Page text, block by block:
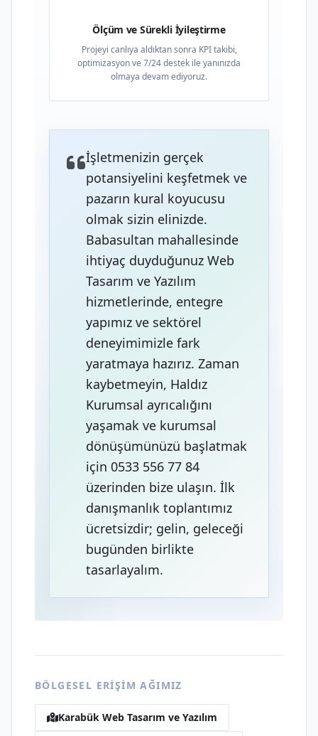
Ölçüm ve Sürekli İyileştirme
Projeyi canlıya aldıktan sonra KPI takibi,
optimizasyon ve 7/24 destek ile yanınızda
olmaya devam ediyoruz.
İşletmenizin gerçek
potansiyelini keşfetmek ve
pazarın kural koyucusu
olmak sizin elinizde.
Babasultan mahallesinde
ihtiyaç duyduğunuz Web
Tasarım ve Yazılım
hizmetlerinde, entegre
yapımız ve sektörel
deneyimimizle fark
yaratmaya hazırız. Zaman
kaybetmeyin, Haldız
Kurumsal ayrıcalığını
yaşamak ve kurumsal
dönüşümünüzü başlatmak
için 0533 556 77 84
üzerinden bize ulaşın. İlk
danışmanlık toplantımız
ücretsizdir; gelin, geleceği
bugünden birlikte
tasarlayalım.
BÖLGESEL ERIŞIM AĞIMIZ
Karabük Web Tasarım ve Yazılım